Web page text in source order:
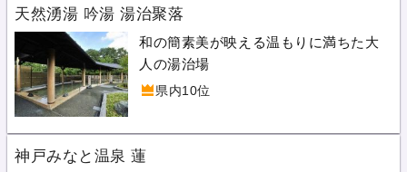
天然湧湯 吟湯 湯治聚落
和の簡素美が映える温もりに満ちた大
人の湯治場
県内10位
神戸みなと温泉 蓮